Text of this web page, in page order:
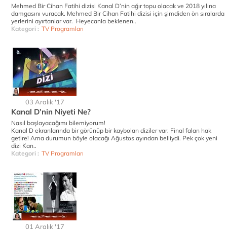
Mehmed Bir Cihan Fatihi dizisi Kanal D’nin ağır topu olacak ve 2018 yılına
damgasını vuracak. Mehmed Bir Cihan Fatihi dizisi için şimdiden ön sıralarda
yerlerini ayırtanlar var. Heyecanla beklenen..
Kategori : TV Programları
03 Aralık '17
Kanal D’nin Niyeti Ne?
Nasıl başlayacağımı bilemiyorum!
Kanal D ekranlarında bir görünüp bir kaybolan diziler var. Final falan hak
getire! Ama durumun böyle olacağı Ağustos ayından belliydi. Pek çok yeni
dizi Kan..
Kategori : TV Programları
01 Aralık '17